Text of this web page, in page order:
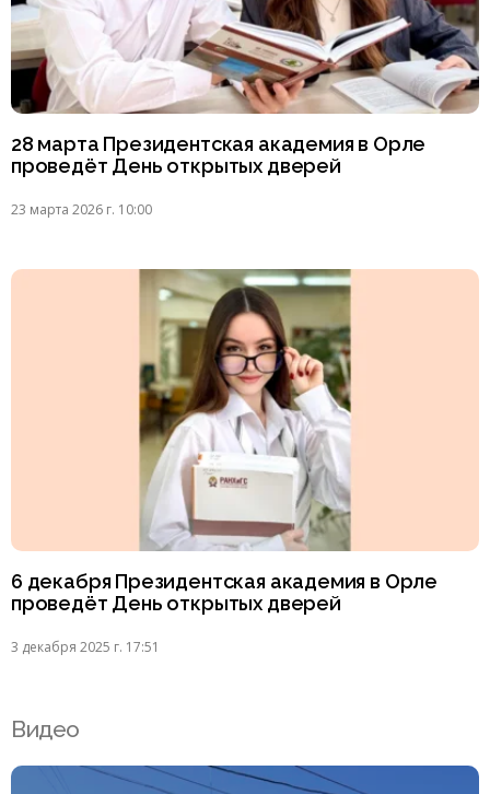
28 марта Президентская академия в Орле
проведёт День открытых дверей
23 марта 2026 г. 10:00
6 декабря Президентская академия в Орле
проведёт День открытых дверей
3 декабря 2025 г. 17:51
Видео